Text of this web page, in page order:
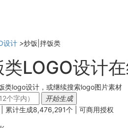
设计 >炒饭|拌饭类
LOGO设计
类logo设计，或继续搜索logo图片素材
开始生成
累计生成8,476,291个 | 可商用授权